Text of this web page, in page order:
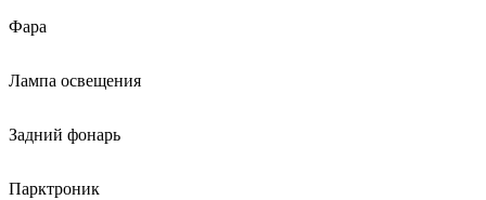
Фара
Лампа освещения
Задний фонарь
Парктроник